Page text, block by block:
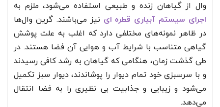
وال از گیاهان زنده و طبیعی استفاده می‌شود، ملزم به
اجرای سیستم آبیاری قطره ای نیز می‌باشند. گرین وال‌ها
در ظاهر نمونه‌های مختلفی دارد که اغلب به علت پوشش
گیاهی متناسب با شرایط آب و هوایی آن فضا هستند. در
طی گذشت زمان، هنگامی که گیاهان به رشد کافی رسیدند
و با سرسبزی خود تمام دیوار را پوشاندند، دیوار سبز تکمیل
می‌شود و زیبایی و جذابیت بی نظیری را به فضا انتقال
می‌دهد.